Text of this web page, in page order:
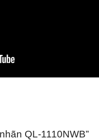
QL-1110NWB”